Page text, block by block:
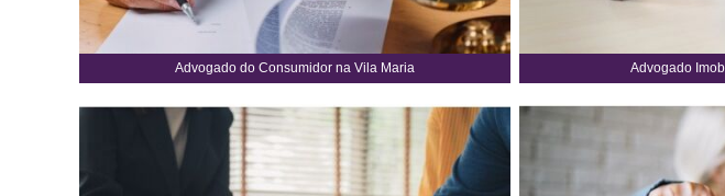
Advogado do Consumidor na Vila Maria Advogado